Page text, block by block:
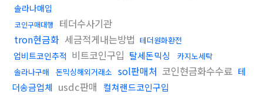
솔라나매입
코인구매대행
테더수사기관
tron현금화 세금적게내는방법 테더원화환전
업비트코인추적 비트코인구입 탈세돈믹싱
카지노세탁
솔라나구매
돈믹싱해외거래소 sol판매처 코인현금화수수료 테
더송금업체 usdc판매
컬쳐랜드코인구입